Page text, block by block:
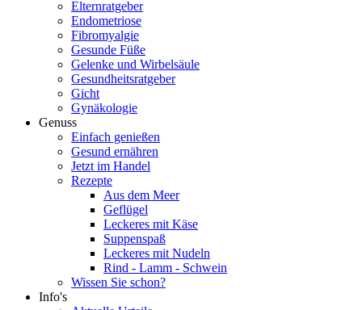
Elternratgeber
Endometriose
Fibromyalgie
Gesunde Füße
Gelenke und Wirbelsäule
Gesundheitsratgeber
Gicht
Gynäkologie
Genuss
Einfach genießen
Gesund ernähren
Jetzt im Handel
Rezepte
Aus dem Meer
Geflügel
Leckeres mit Käse
Suppenspaß
Leckeres mit Nudeln
Rind - Lamm - Schwein
Wissen Sie schon?
Info's